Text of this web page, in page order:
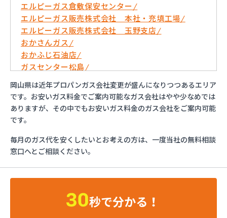
エルピーガス倉敷保安センター/
エルピーガス販売株式会社 本社・充填工場/
エルピーガス販売株式会社 玉野支店/
おかさんガス/
おかふじ石油店/
ガスセンター松島/
キョウリン産業株式会社/
サーンガス共和株式会社/
ダイネン株式会社 岡山営業所/
たからや石油株式会社/
ツチダ産業株式会社 本社ツチダプロパン部/
つばめガス株式会社/
ネクスト・ワン株式会社 岡山営業所/
マルヰガス南岡山株式会社 児島支店/
岡山県は近年プロパンガス会社変更が盛んになりつつあるエリア
です。お安いガス料金でご案内可能なガス会社はやや少なめでは
ありますが、その中でもお安いガス料金のガス会社をご案内可能
です。
毎月のガス代を安くしたいとお考えの方は、一度当社の無料相談
窓口へとご相談ください。